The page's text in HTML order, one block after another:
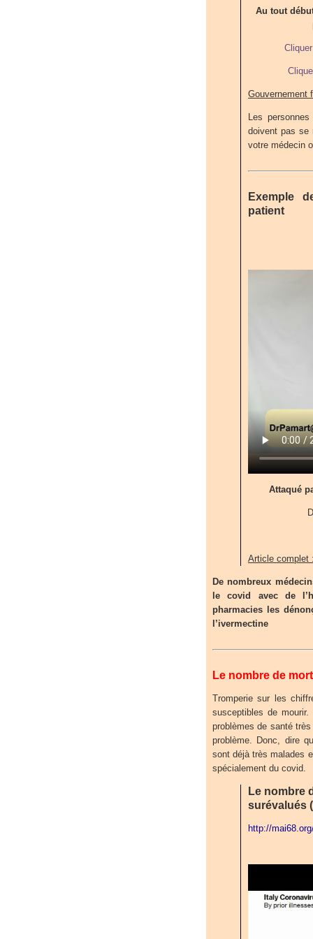
Au tout
Gouvernement
Les
doivent pas se
votre médecin
Exemple
patient
Attaqué
Article complet
De nombreux
le covid avec de
pharmacies les
l’ivermectine
Le nombre de
Tromperie sur les
susceptibles de
problèmes de santé
problème. Donc, dire
sont déjà très malades
spécialement du covid.
Le nombre
surévalués
http://